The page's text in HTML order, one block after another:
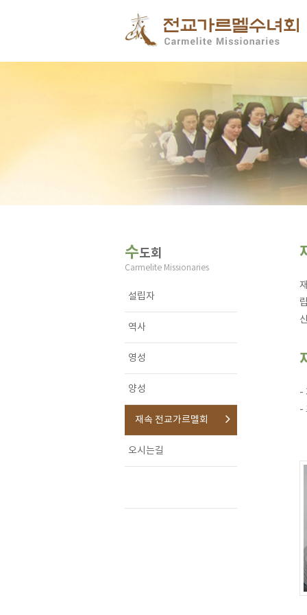
수도회
Carmelite Missionaries
설립자
역사
영성
양성
재속 전교가르멜회
오시는길
-
-